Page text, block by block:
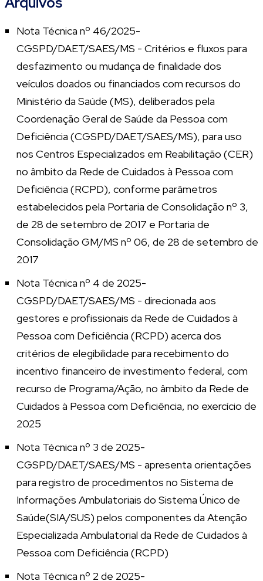
Nota Técnica nº 46/2025-
CGSPD/DAET/SAES/MS - Critérios e fluxos para
desfazimento ou mudança de finalidade dos
veículos doados ou financiados com recursos do
Ministério da Saúde (MS), deliberados pela
Coordenação Geral de Saúde da Pessoa com
Deficiência (CGSPD/DAET/SAES/MS), para uso
nos Centros Especializados em Reabilitação (CER)
no âmbito da Rede de Cuidados à Pessoa com
Deficiência (RCPD), conforme parâmetros
estabelecidos pela Portaria de Consolidação nº 3,
de 28 de setembro de 2017 e Portaria de
Consolidação GM/MS nº 06, de 28 de setembro de
2017
Nota Técnica nº 4 de 2025-
CGSPD/DAET/SAES/MS - direcionada aos
gestores e profissionais da Rede de Cuidados à
Pessoa com Deficiência (RCPD) acerca dos
critérios de elegibilidade para recebimento do
incentivo financeiro de investimento federal, com
recurso de Programa/Ação, no âmbito da Rede de
Cuidados à Pessoa com Deficiência, no exercício de
2025
Nota Técnica nº 3 de 2025-
CGSPD/DAET/SAES/MS - apresenta orientações
para registro de procedimentos no Sistema de
Informações Ambulatoriais do Sistema Único de
Saúde(SIA/SUS) pelos componentes da Atenção
Especializada Ambulatorial da Rede de Cuidados à
Pessoa com Deficiência (RCPD)
Nota Técnica nº 2 de 2025-